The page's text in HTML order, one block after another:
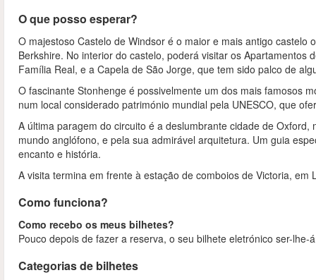
O que posso esperar?
O majestoso Castelo de Windsor é o maior e mais antigo
Berkshire. No interior do castelo, poderá visitar os
Família Real, e a Capela de São Jorge, que tem sido palco de
O fascinante Stonhenge é possivelmente um dos mais famosos
num local considerado património mundial pela UNESCO, que
A última paragem do circuito é a deslumbrante cidade de
mundo anglófono, e pela sua admirável arquitetura. Um guia
encanto e história.
A visita termina em frente à estação de comboios de Victoria, em
Como funciona?
Como recebo os meus bilhetes?
Pouco depois de fazer a reserva, o seu bilhete eletrónico ser-
Categorias de bilhetes